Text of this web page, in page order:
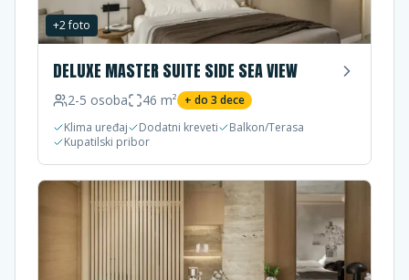
+2foto
DELUXE MASTER SUITE SIDE SEA VIEW
2-5 osoba 46 m² + do 3 dece
Klima uređaj
Dodatni kreveti
Balkon/Terasa
Kupatilski pribor